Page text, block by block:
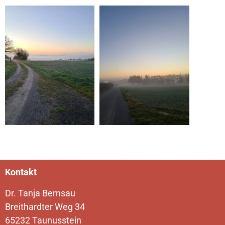
Kontakt
Dr. Tanja Bernsau
Breithardter Weg 34
65232 Taunusstein